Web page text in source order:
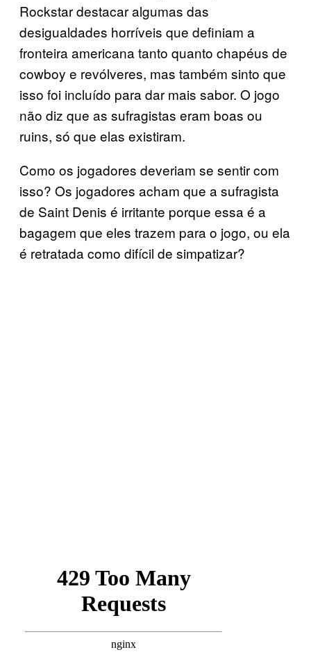
Rockstar destacar algumas das
desigualdades horríveis que definiam a
fronteira americana tanto quanto chapéus de
cowboy e revólveres, mas também sinto que
isso foi incluído para dar mais sabor. O jogo
não diz que as sufragistas eram boas ou
ruins, só que elas existiram.
Como os jogadores deveriam se sentir com
isso? Os jogadores acham que a sufragista
de Saint Denis é irritante porque essa é a
bagagem que eles trazem para o jogo, ou ela
é retratada como difícil de simpatizar?